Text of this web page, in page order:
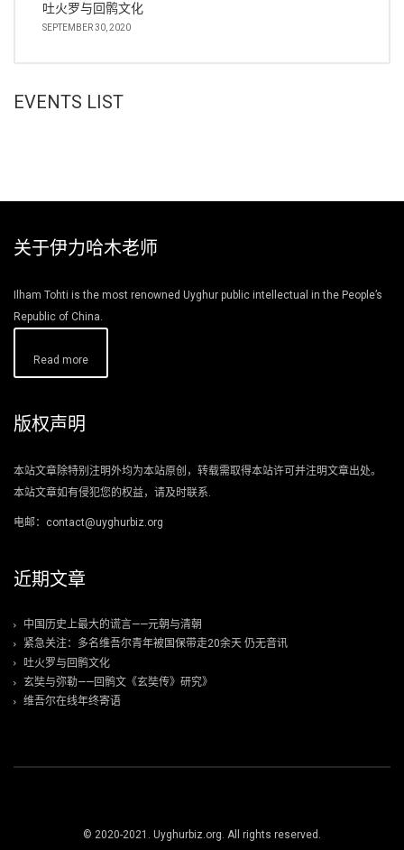
吐火罗与回鹘文化
SEPTEMBER 30, 2020
EVENTS LIST
关于伊力哈木老师
Ilham Tohti is the most renowned Uyghur public intellectual in the People’s
Republic of China.
Read more
版权声明
本站文章除特别注明外均为本站原创，转载需取得本站许可并注明文章出处。
本站文章如有侵犯您的权益，请及时联系.
电邮：contact@uyghurbiz.org
近期文章
中国历史上最大的谎言——元朝与清朝
紧急关注：多名维吾尔青年被国保带走20余天 仍无音讯
吐火罗与回鹘文化
玄奘与弥勒——回鹘文《玄奘传》研究》
维吾尔在线年终寄语
© 2020-2021. Uyghurbiz.org. All rights reserved.